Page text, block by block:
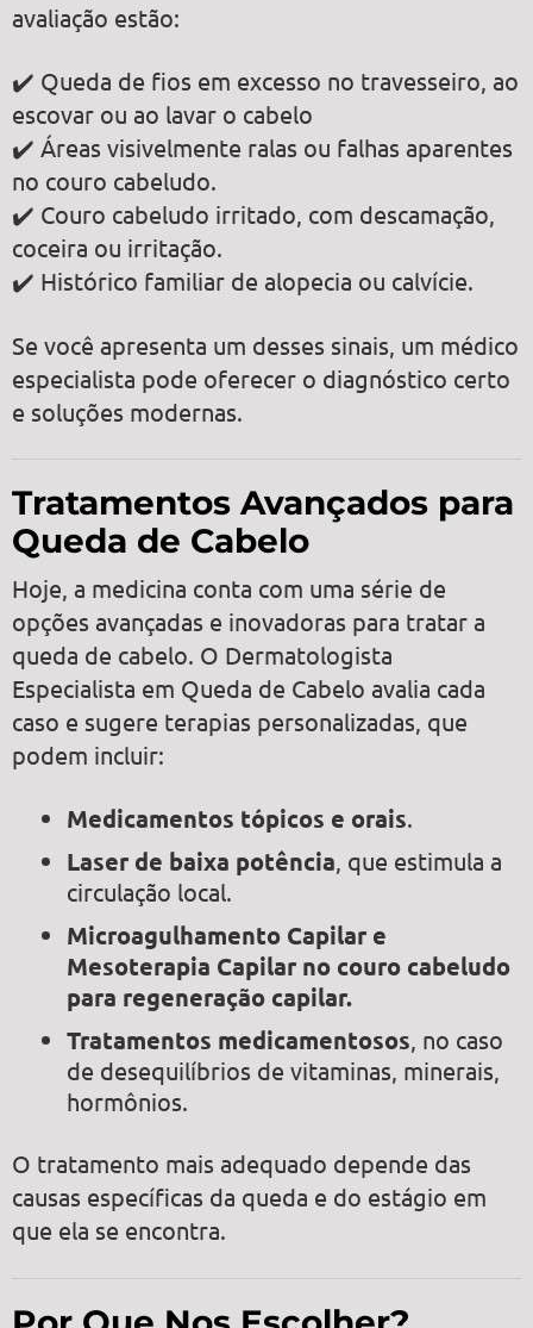
avaliação estão:
✔️ Queda de fios em excesso no travesseiro, ao
escovar ou ao lavar o cabelo
✔️ Áreas visivelmente ralas ou falhas aparentes
no couro cabeludo.
✔️ Couro cabeludo irritado, com descamação,
coceira ou irritação.
✔️ Histórico familiar de alopecia ou calvície.
Se você apresenta um desses sinais, um médico
especialista pode oferecer o diagnóstico certo
e soluções modernas.
Tratamentos Avançados para
Queda de Cabelo
Hoje, a medicina conta com uma série de
opções avançadas e inovadoras para tratar a
queda de cabelo. O Dermatologista
Especialista em Queda de Cabelo avalia cada
caso e sugere terapias personalizadas, que
podem incluir:
Medicamentos tópicos e orais.
Laser de baixa potência , que estimula a
circulação local.
Microagulhamento Capilar e
Mesoterapia Capilar no couro cabeludo
para regeneração capilar.
Tratamentos medicamentosos , no caso
de desequilíbrios de vitaminas, minerais,
hormônios.
O tratamento mais adequado depende das
causas específicas da queda e do estágio em
que ela se encontra.